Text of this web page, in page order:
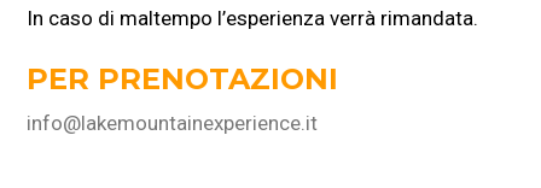
In caso di maltempo l’esperienza verrà rimandata.
PER PRENOTAZIONI
info@lakemountainexperience.it